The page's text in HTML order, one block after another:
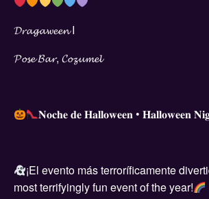
𝓓𝓻𝓪𝓰𝓪𝔀𝓮𝓮𝓷 I
𝓟𝓸𝓼𝓮 𝓑𝓪𝓻, 𝓒𝓸𝔃𝓾𝓶𝓮𝓵
𝐍𝐨𝐜𝐡𝐞 𝐝𝐞 𝐇𝐚𝐥𝐥𝐨𝐰𝐞𝐞𝐧 • 𝐇𝐚𝐥𝐥𝐨𝐰𝐞𝐞𝐧
¡El evento más terroríficamente
most terrifyingly fun event of the year!